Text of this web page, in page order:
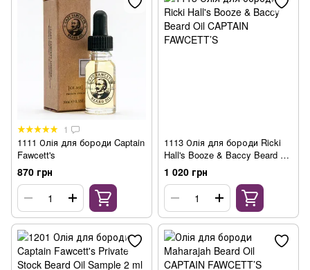
1
1111 Олія для бороди Captain
Fawcett's
870 грн
1113 Олія для бороди Ricki
Hall's Booze & Baccy Beard Oil
CAPTAIN FAWCETT’S
1 020 грн